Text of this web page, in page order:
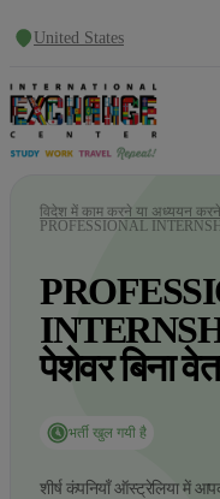
United States
विदेश में काम करने या अध्ययन
PROFESSIONAL
पेशेवर बिना
भर्ती खुल गयी है
शीर्ष कंपनियाँ ऑस्ट्रेलिया में